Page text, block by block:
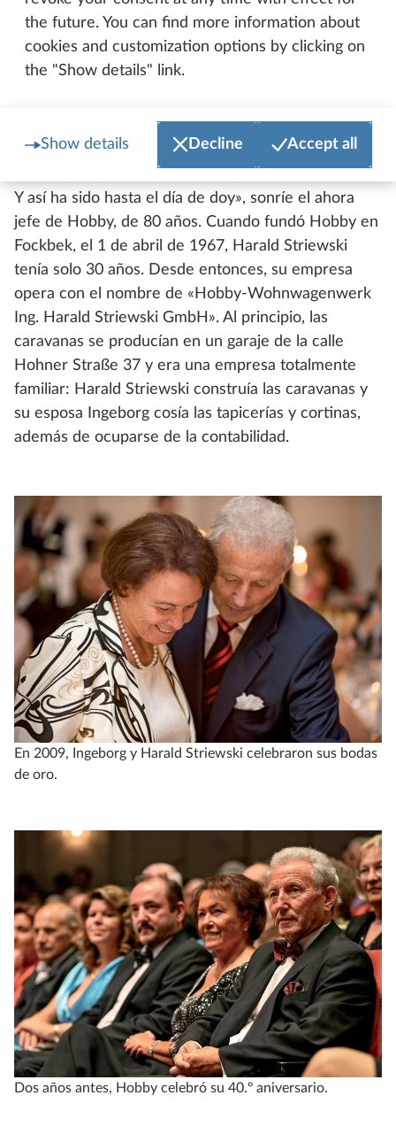
the future. You can find more information about
cookies and customization options by clicking on
the "Show details" link.
Show details Decline Accept all
cada vez recibía más pedidos. Por ello, además de
mi trabajo principal como ingeniero naval en los
astilleros Kröger, los fines de semana y las tardes,
después de trabajar, me centraba en construir las
hacer las dos cosas a largo plazo. Por eso, le pedí a
mi jefe de entonces un año de excedencia sin
Y así ha sido hasta el día de doy», sonríe el ahora
jefe de Hobby, de 80 años. Cuando fundó Hobby en
Fockbek, el 1 de abril de 1967, Harald Striewski
tenía solo 30 años. Desde entonces, su empresa
opera con el nombre de «Hobby-Wohnwagenwerk
Ing. Harald Striewski GmbH». Al principio, las
caravanas se producían en un garaje de la calle
Hohner Straße 37 y era una empresa totalmente
familiar: Harald Striewski construía las caravanas y
su esposa Ingeborg cosía las tapicerías y cortinas,
además de ocuparse de la contabilidad.
En 2009, Ingeborg y Harald Striewski celebraron sus bodas
de oro.
Dos años antes, Hobby celebró su 40.º aniversario.